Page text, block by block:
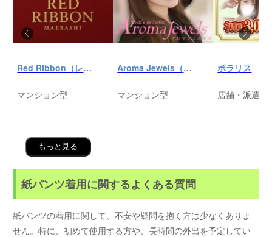
Red Ribbon（レッドリボン）前橋
マンション型
Aroma Jewels（アロマ ジュエルズ）秋葉原ルーム
マンション型
ポラリス
店舗・派遣
もっと見る
紙パンツ着用に関するよくある質問
紙パンツの着用に関して、不安や疑問を抱く方は少なくありま
せん。特に、初めて使用する方や、長時間の外出を予定してい